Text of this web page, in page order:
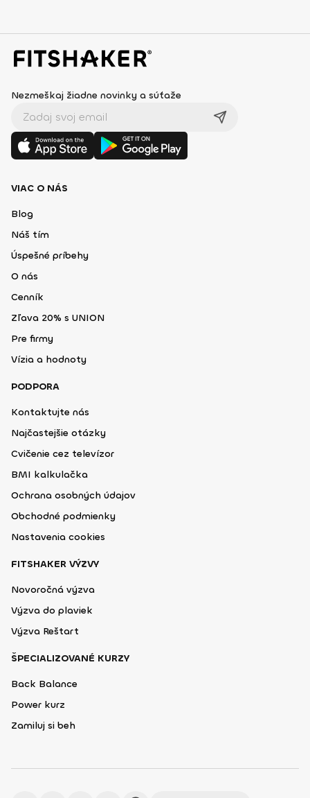
Nezmeškaj žiadne novinky a súťaže
VIAC O NÁS
Blog
Náš tím
Úspešné príbehy
O nás
Cenník
Zľava 20% s UNION
Pre firmy
Vízia a hodnoty
PODPORA
Kontaktujte nás
Najčastejšie otázky
Cvičenie cez televízor
BMI kalkulačka
Ochrana osobných údajov
Obchodné podmienky
Nastavenia cookies
FITSHAKER VÝZVY
Novoročná výzva
Výzva do plaviek
Výzva Reštart
ŠPECIALIZOVANÉ KURZY
Back Balance
Power kurz
Zamiluj si beh